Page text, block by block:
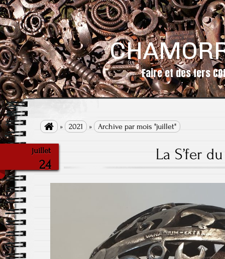
Faire et des fers
 » 2021 » Archive par mois "juillet"
juillet
24
La S’fer